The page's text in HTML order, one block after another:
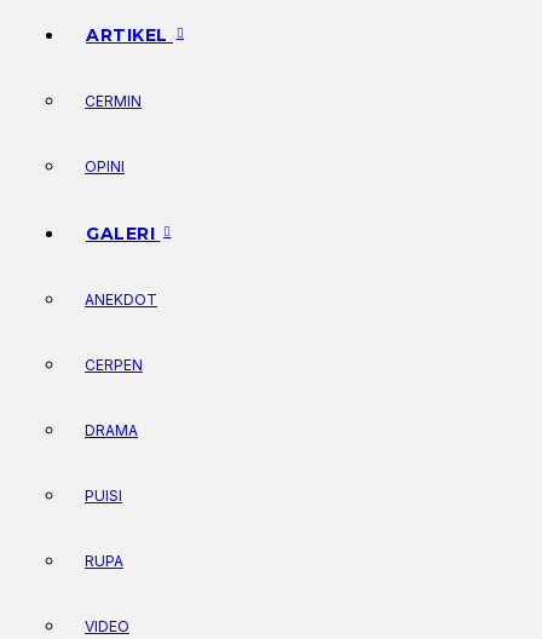
ARTIKEL
CERMIN
OPINI
GALERI
ANEKDOT
CERPEN
DRAMA
PUISI
RUPA
VIDEO